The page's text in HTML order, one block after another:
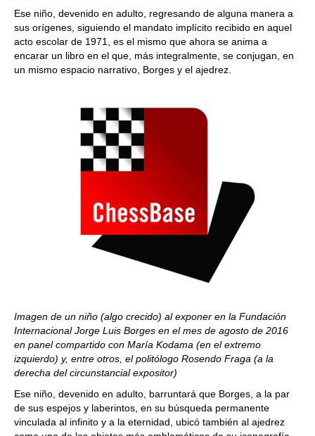
Ese niño, devenido en adulto, regresando de alguna manera a
sus orígenes, siguiendo el mandato implícito recibido en aquel
acto escolar de 1971, es el mismo que ahora se anima a
encarar un libro en el que, más integralmente, se conjugan, en
un mismo espacio narrativo, Borges y el ajedrez.
Imagen de un niño (algo crecido) al exponer en la Fundación
Internacional Jorge Luis Borges en el mes de agosto de 2016
en panel compartido con María Kodama (en el extremo
izquierdo) y, entre otros, el politólogo Rosendo Fraga (a la
derecha del circunstancial expositor)
Ese niño, devenido en adulto, barruntará que Borges, a la par
de sus espejos y laberintos, en su búsqueda permanente
vinculada al infinito y a la eternidad, ubicó también al ajedrez